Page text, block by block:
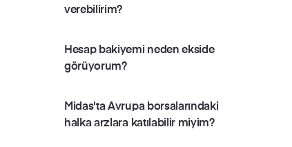
verebilirim?
Hesap bakiyemi neden ekside
görüyorum?
Midas'ta Avrupa borsalarındaki
halka arzlara katılabilir miyim?